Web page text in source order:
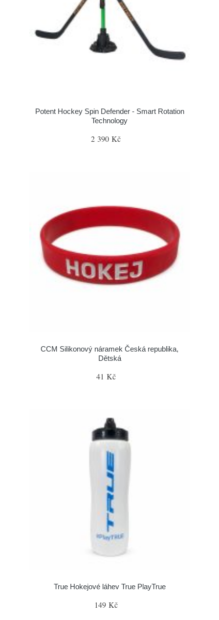
Potent Hockey Spin Defender - Smart Rotation
Technology
2 390 Kč
CCM Silikonový náramek Česká republika,
Dětská
41 Kč
True Hokejové láhev True PlayTrue
149 Kč